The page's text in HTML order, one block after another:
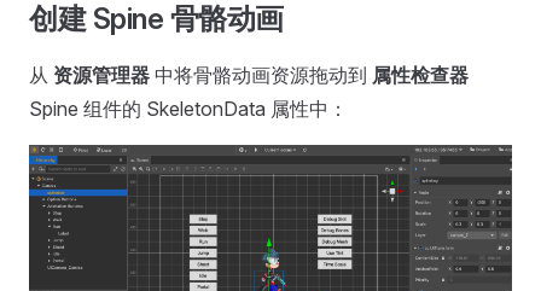
创建 Spine 骨骼动画
从 资源管理器 中将骨骼动画资源拖动到 属性检查器
Spine 组件的 SkeletonData 属性中：